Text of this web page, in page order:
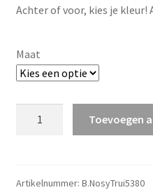
was:
is:
Achter of voor, kies je kleur!
Maat
v.a.
Toevoegen
Artikelnummer: B.NosyTrui5380